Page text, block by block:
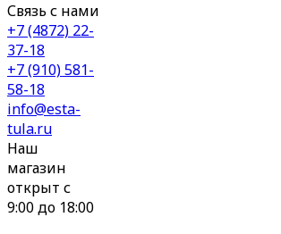
Связь с нами
+7 (4872) 22-
37-18
+7 (910) 581-
58-18
info@esta-
tula.ru
Наш
магазин
открыт с
9:00 до 18:00